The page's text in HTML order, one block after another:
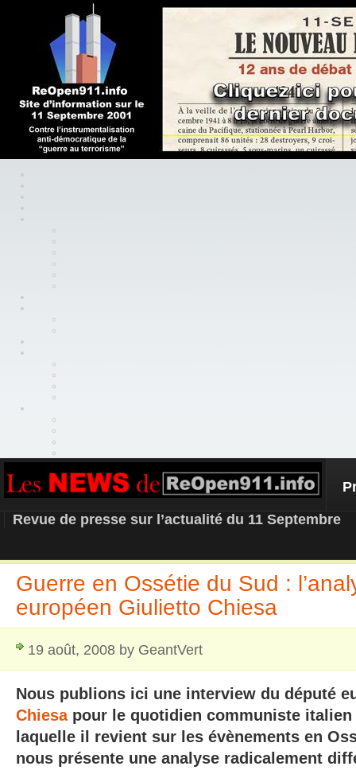
REOPEN911 – NEWS
Revue de presse sur l’actualité du 11 Septembre
Guerre en Ossétie du Sud :
européen Giulietto Chiesa
19 août, 2008 by GeantVert
Nous publions ici une interview du député
Chiesapour le quotidien communiste italien
laquelle il revient sur les évènements en
nous présente une analyse radicalement